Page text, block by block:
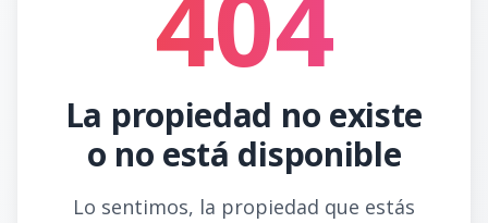
La propiedad no existe
o no está disponible
Lo sentimos, la propiedad que estás